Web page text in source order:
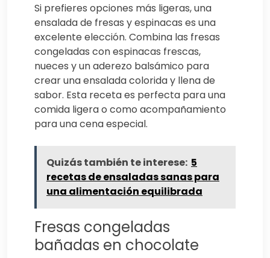
Si prefieres opciones más ligeras, una
ensalada de fresas y espinacas es una
excelente elección. Combina las fresas
congeladas con espinacas frescas,
nueces y un aderezo balsámico para
crear una ensalada colorida y llena de
sabor. Esta receta es perfecta para una
comida ligera o como acompañamiento
para una cena especial.
Quizás también te interese: 5
recetas de ensaladas sanas para
una alimentación equilibrada
Fresas congeladas
bañadas en chocolate